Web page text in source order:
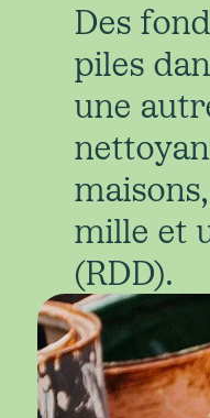
Des
piles
une
mille et
(RDD).